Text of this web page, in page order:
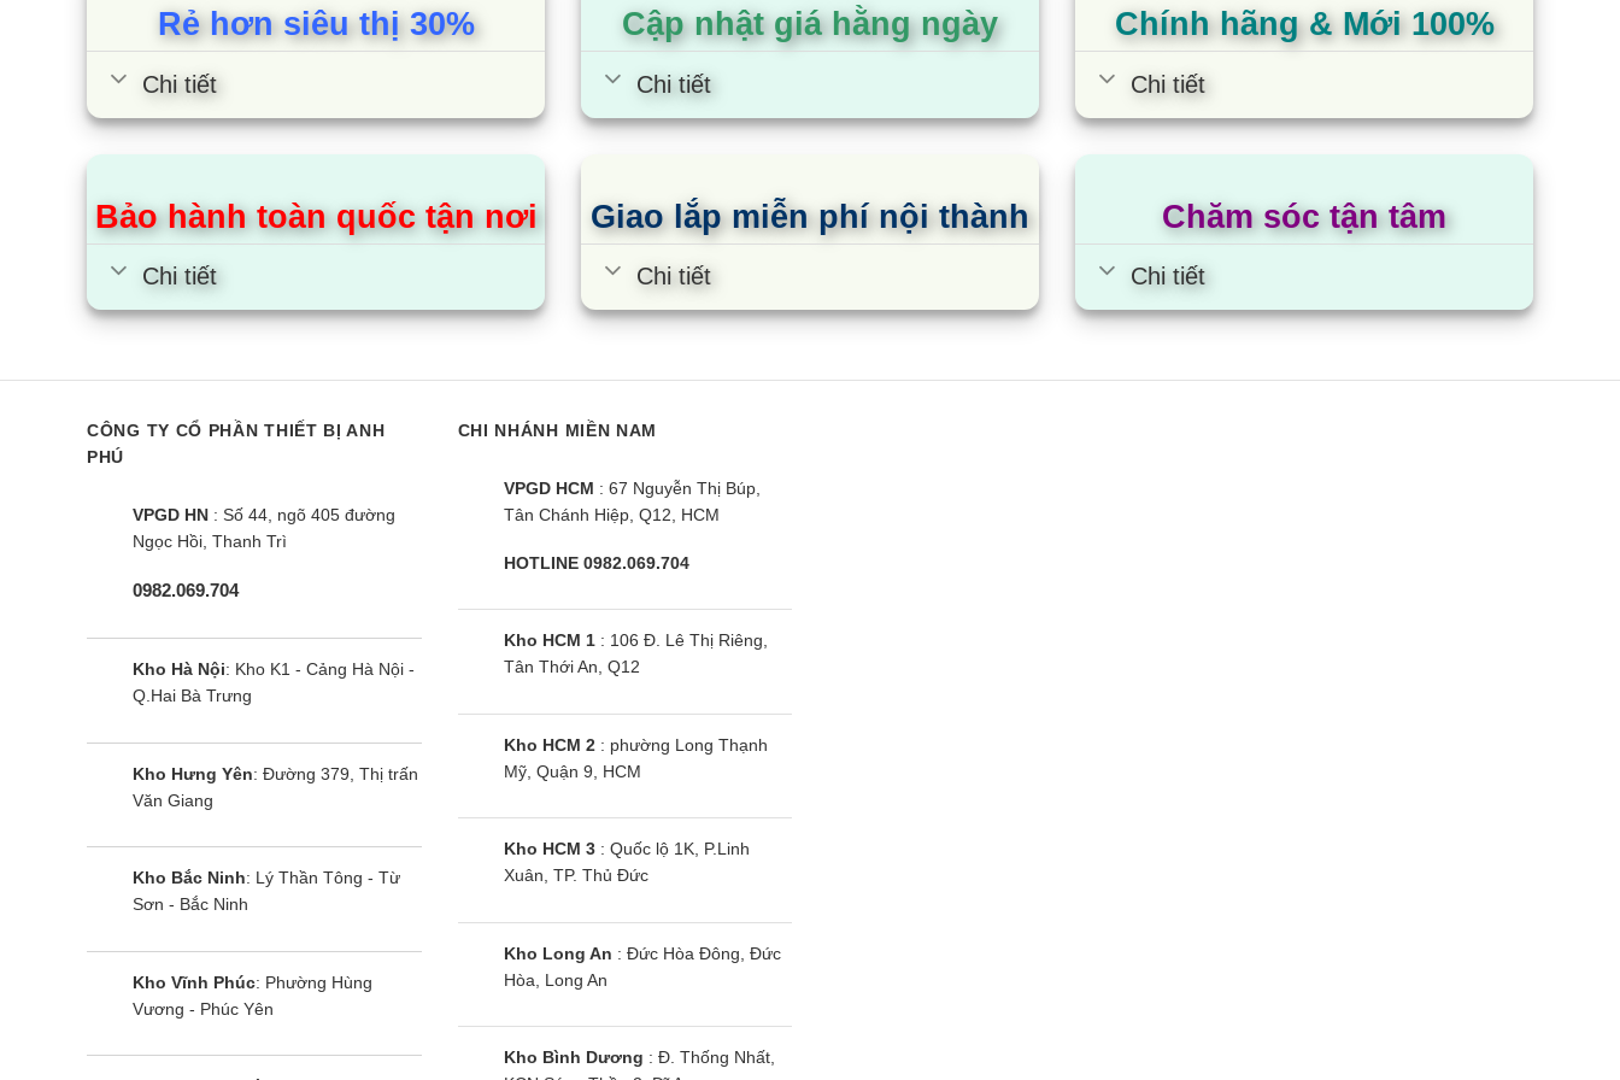
Cánh tản nhiệt dàn nóng được xử lý chống ăn mòn, hoạt động bền bỉ
Dàn nóng máy điều hòa Daikin 1 chiều 18000BTU FTF50XV1V bằng đồng, cánh tản nhiệt dàn nóng được phủ lớp nhựa acrylic làm tăng cường khả năng chống
lại mưa axít và hơi muối. Kế đến là lớp màng có khả năng thấm nước có tác dụng chống rỉ sét gây ra do nước đọng.
FTF50XV1V sử dụng gas R32 nâng cao hiệu suất làm lạnh
Daikin là hãng điều hòa tiên phong trong việc sử dụng môi chất lạnh gas R32. Điều hòa sử dụng gas R32 giúp hiệu suất làm lạnh cao (tiết kiệm chi phí tiện điên),
Điều hòa Daikin FTKY50WVMV
| 18000BTU 1 chiều inverter
Điều hòa Daikin FTKZ50VVMV |
18000BTU 1 chiều inverter
Điều hòa Daikin FTKF50XVMV |
18000BTU 1 chiều inverter
Rẻ hơn siêu thị 30%
Chi tiết
Cập nhật giá hằng ngày
Chi tiết
Chính hãng & Mới 100%
Chi tiết
Bảo hành toàn quốc tận nơi
Chi tiết
Giao lắp miễn phí nội thành
Chi tiết
Chăm sóc tận tâm
Chi tiết
CÔNG TY CỔ PHẦN THIẾT BỊ ANH
PHÚ
VPGD HN : Số 44, ngõ 405 đường
Ngọc Hồi, Thanh Trì
0982.069.704
Kho Hà Nội: Kho K1 - Cảng Hà Nội -
Q.Hai Bà Trưng
Kho Hưng Yên: Đường 379, Thị trấn
Văn Giang
Kho Bắc Ninh: Lý Thần Tông - Từ
Sơn - Bắc Ninh
Kho Vĩnh Phúc: Phường Hùng
Vương - Phúc Yên
CHI NHÁNH MIỀN NAM
VPGD HCM : 67 Nguyễn Thị Búp,
Tân Chánh Hiệp, Q12, HCM
HOTLINE 0982.069.704
Kho HCM 1: 106 Đ. Lê Thị Riêng,
Tân Thới An, Q12
Kho HCM 2: phường Long Thạnh
Mỹ, Quận 9, HCM
Kho HCM 3: Quốc lộ 1K, P.Linh
Xuân, TP. Thủ Đức
Kho Long An : Đức Hòa Đông, Đức
Hòa, Long An
Kho Bình Dương : Đ. Thống Nhất,